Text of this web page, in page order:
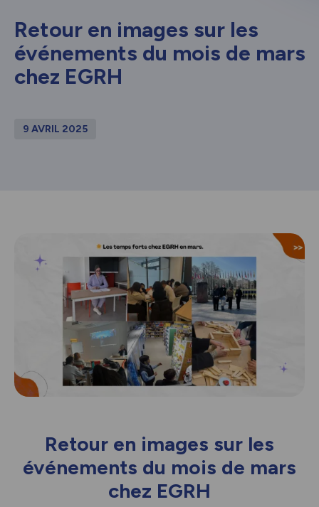
Retour en images sur les
événements du mois de mars
chez EGRH
9 AVRIL 2025
Retour en images sur les
événements du mois de mars
chez EGRH